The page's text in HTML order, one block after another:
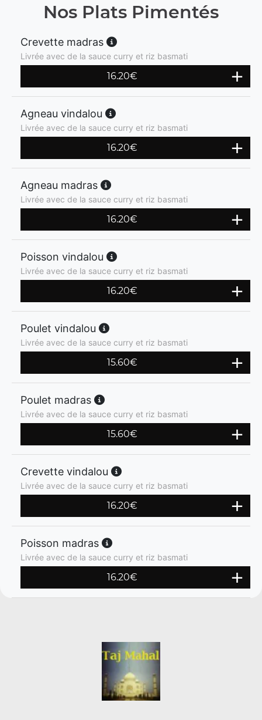
Nos Plats Pimentés
Crevette madras
Livrée avec de la sauce curry et riz basmati
16.20€
Agneau vindalou
Livrée avec de la sauce curry et riz basmati
16.20€
Agneau madras
Livrée avec de la sauce curry et riz basmati
16.20€
Poisson vindalou
Livrée avec de la sauce curry et riz basmati
16.20€
Poulet vindalou
Livrée avec de la sauce curry et riz basmati
15.60€
Poulet madras
Livrée avec de la sauce curry et riz basmati
15.60€
Crevette vindalou
Livrée avec de la sauce curry et riz basmati
16.20€
Poisson madras
Livrée avec de la sauce curry et riz basmati
16.20€